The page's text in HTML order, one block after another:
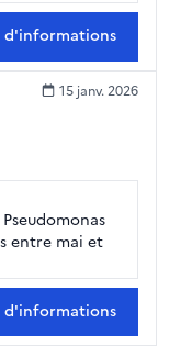
d'informations
15 janv. 2026
entre mai et
d'informations